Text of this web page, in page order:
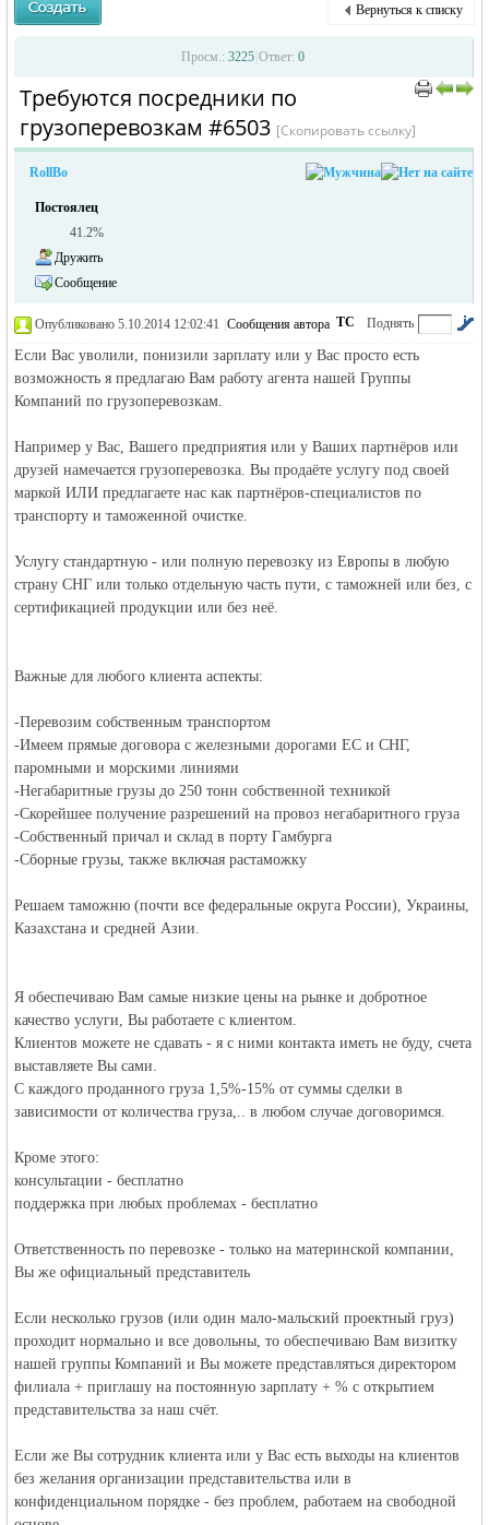
жизнь и
объявления в
MEINLAND.
Объявления в Германии
›
Ищу бизнес партнера в Германии
Требуются посредники по грузоперевозкам
Вернуться к списку
Просм.: 3225 Ответ: 0
Требуются посредники по
грузоперевозкам #6503 [Скопировать ссылку]
RollBo
Постоялец
41.2%
Дружить
Сообщение
Поднять
ТС
Опубликовано 5.10.2014 12:02:41 Сообщения автора
Если Вас уволили, понизили зарплату или у Вас просто есть
возможность я предлагаю Вам работу агента нашей Группы
Компаний по грузоперевозкам.
Например у Вас, Вашего предприятия или у Ваших партнёров или
друзей намечается грузоперевозка. Вы продаёте услугу под своей
маркой ИЛИ предлагаете нас как партнёров-специалистов по
транспорту и таможенной очистке.
Услугу стандартную - или полную перевозку из Европы в любую
страну СНГ или только отдельную часть пути, с таможней или без, с
сертификацией продукции или без неё.
Важные для любого клиента аспекты:
-Перевозим собственным транспортом
-Имеем прямые договора с железными дорогами ЕС и СНГ,
паромными и морскими линиями
-Негабаритные грузы до 250 тонн собственной техникой
-Скорейшее получение разрешений на провоз негабаритного груза
-Собственный причал и склад в порту Гамбурга
-Сборные грузы, также включая растаможку
Решаем таможню (почти все федеральные округа России), Украины,
Казахстана и средней Азии.
Я обеспечиваю Вам самые низкие цены на рынке и добротное
качество услуги, Вы работаете с клиентом.
Клиентов можете не сдавать - я с ними контакта иметь не буду, счета
выставляете Вы сами.
С каждого проданного груза 1,5%-15% от суммы сделки в
зависимости от количества груза,.. в любом случае договоримся.
Кроме этого:
консультации - бесплатно
поддержка при любых проблемах - бесплатно
Ответственность по перевозке - только на материнской компании,
Вы же официальный представитель
Если несколько грузов (или один мало-мальский проектный груз)
проходит нормально и все довольны, то обеспечиваю Вам визитку
нашей группы Компаний и Вы можете представляться директором
филиала + приглашу на постоянную зарплату + % с открытием
представительства за наш счёт.
Если же Вы сотрудник клиента или у Вас есть выходы на клиентов
без желания организации представительства или в
конфиденциальном порядке - без проблем, работаем на свободной